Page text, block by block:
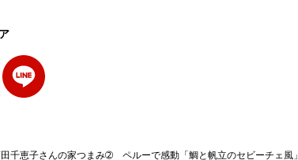
千恵子さんの家つまみ➁ ペルーで感動「鯛と帆立のセビーチェ風」